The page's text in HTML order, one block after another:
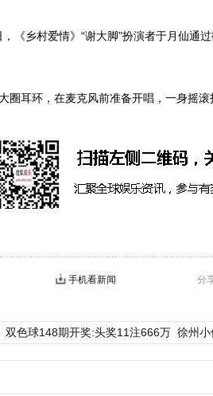
乡村爱情》“谢大脚”扮演者于月仙通
耳环，在麦克风前准备开唱，一身摇滚
分
手机看新闻
双色球148期开奖:头奖11注666万 徐州